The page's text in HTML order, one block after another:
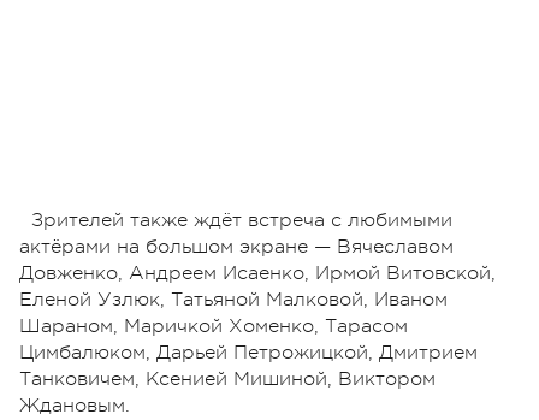
Зрителей также ждёт встреча с любимыми
актёрами на большом экране — Вячеславом
Довженко, Андреем Исаенко, Ирмой Витовской,
Еленой Узлюк, Татьяной Малковой, Иваном
Шараном, Маричкой Хоменко, Тарасом
Цимбалюком, Дарьей Петрожицкой, Дмитрием
Танковичем, Ксенией Мишиной, Виктором
Ждановым.